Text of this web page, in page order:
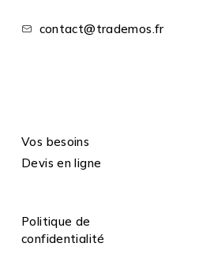
contact@trademos.fr
Vos besoins
Devis en ligne
Politique de
confidentialité